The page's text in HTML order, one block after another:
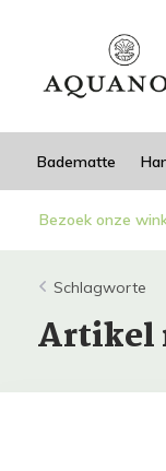
Badematte
Bezoek onze
Schlagworte
Artikel